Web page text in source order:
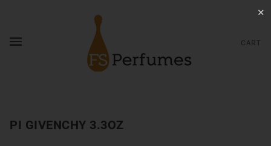
CART
PI GIVENCHY 3.3OZ
✕